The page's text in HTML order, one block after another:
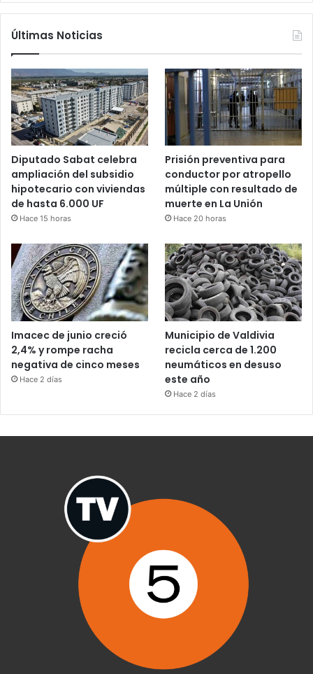
Últimas Noticias
Diputado Sabat celebra
ampliación del subsidio
hipotecario con viviendas
de hasta 6.000 UF
Hace 15 horas
Prisión preventiva para
conductor por atropello
múltiple con resultado de
muerte en La Unión
Hace 20 horas
Imacec de junio creció
2,4% y rompe racha
negativa de cinco meses
Hace 2 días
Municipio de Valdivia
recicla cerca de 1.200
neumáticos en desuso
este año
Hace 2 días